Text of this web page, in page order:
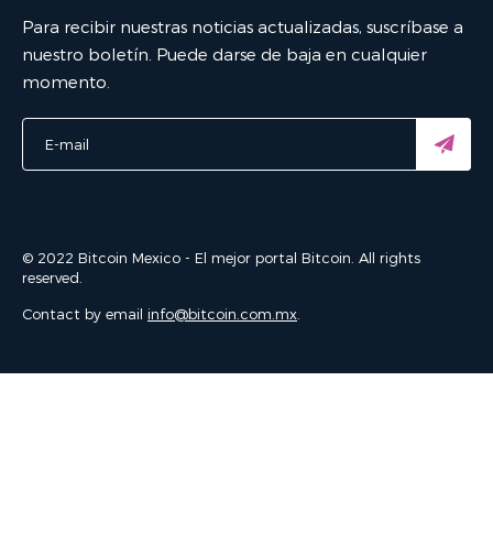
Para recibir nuestras noticias actualizadas, suscríbase a
nuestro boletín. Puede darse de baja en cualquier
momento.
© 2022 Bitcoin Mexico - El mejor portal Bitcoin. All rights
reserved.
Contact by email info@bitcoin.com.mx